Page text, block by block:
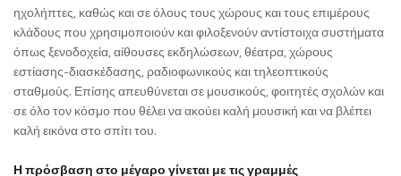
ηχολήπτες, καθώς και σε όλους τους χώρους και τους επιμέρους
κλάδους που χρησιμοποιούν και φιλοξενούν αντίστοιχα συστήματα
όπως ξενοδοχεία, αίθουσες εκδηλώσεων, θέατρα, χώρους
εστίασης-διασκέδασης, ραδιοφωνικούς και τηλεοπτικούς
σταθμούς. Επίσης απευθύνεται σε μουσικούς, φοιτητές σχολών και
σε όλο τον κόσμο που θέλει να ακούει καλή μουσική και να βλέπει
καλή εικόνα στο σπίτι του.
Η πρόσβαση στο μέγαρο γίνεται με τις γραμμές